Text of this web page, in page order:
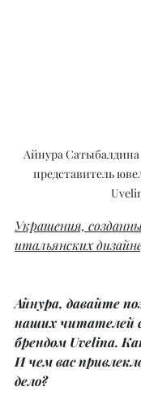
Айнура
представитель
Украшения,
итальянских
Айнура, давайте
наших читателей
брендом Uvelina.
И чем вас
дело?